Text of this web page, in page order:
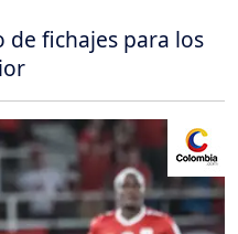
de fichajes para los